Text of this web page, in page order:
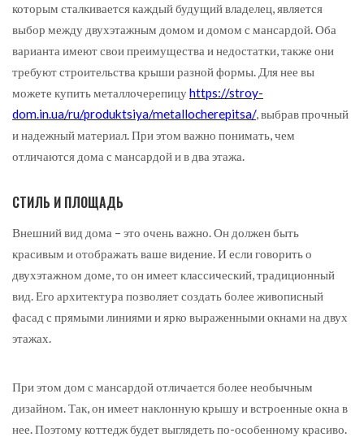
которым сталкивается каждый будущий владелец, является
выбор между двухэтажным домом и домом с мансардой.Оба
варианта имеют свои преимущества и недостатки, также они
требуют строительства крыши разной формы. Для нее вы
можете купить металлочерепицуhttps://stroy-
dom.in.ua/ru/produktsiya/metallocherepitsa/, выбрав прочный
и надежный материал. При этом важно понимать, чем
отличаются дома с мансардой и в два этажа.
СТИЛЬ И ПЛОЩАДЬ
Внешний вид дома – это очень важно. Он должен быть
красивым и отображать ваше видение. И если говорить о
двухэтажном доме, то он имеет классический, традиционный
вид. Его архитектура позволяет создать более живописный
фасад с прямыми линиями и ярко выраженными окнами на двух
этажах.
При этом дом с мансардой отличается более необычным
дизайном. Так, он имеет наклонную крышу и встроенные окна в
нее. Поэтому коттедж будет выглядеть по-особенному красиво.